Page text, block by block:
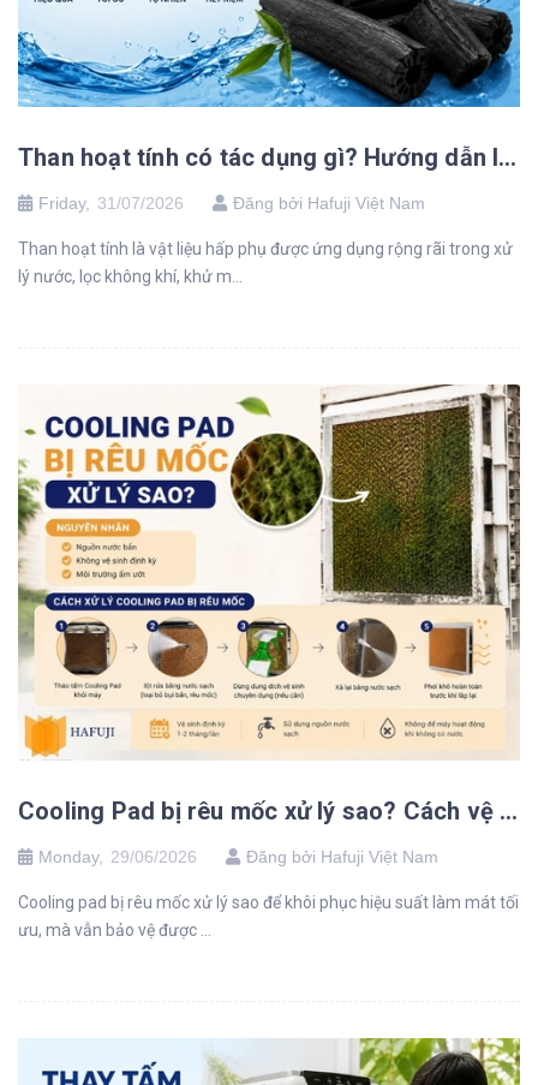
Than hoạt tính có tác dụng gì? Hướng dẫn lựa chọn và sử dụng hiệu quả
Friday, 31/07/2026 Đăng bởi Hafuji Việt Nam
Than hoạt tính là vật liệu hấp phụ được ứng dụng rộng rãi trong xử
lý nước, lọc không khí, khử m...
Cooling Pad bị rêu mốc xử lý sao? Cách vệ sinh và phòng ngừa
Monday, 29/06/2026 Đăng bởi Hafuji Việt Nam
Cooling pad bị rêu mốc xử lý sao để khôi phục hiệu suất làm mát tối
ưu, mà vẫn bảo vệ được ...